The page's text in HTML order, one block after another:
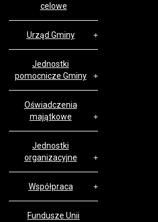
celowe
Urząd Gminy
Jednostki
pomocnicze Gminy
Oświadczenia
majątkowe
Jednostki
organizacyjne
Współpraca
Fundusze Unii